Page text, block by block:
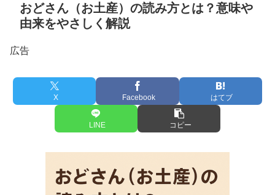
おどさん（お土産）の読み方とは？意味や
由来をやさしく解説
広告
X Facebook はてブ
LINE コピー